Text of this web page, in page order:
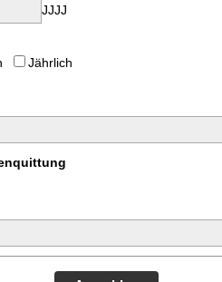
JJJJ
Jährlich